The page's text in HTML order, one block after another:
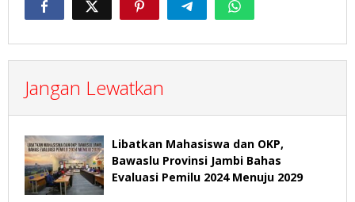
Jangan Lewatkan
Libatkan Mahasiswa dan OKP,
Bawaslu Provinsi Jambi Bahas
Evaluasi Pemilu 2024 Menuju 2029